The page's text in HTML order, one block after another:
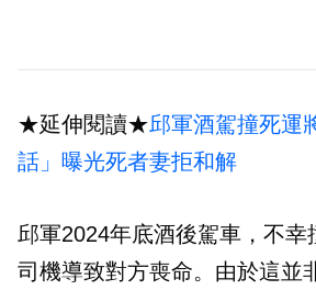
★延伸閱讀★邱軍酒駕撞死運
話」曝光死者妻拒和解
邱軍2024年底酒後駕車，不幸
司機導致對方喪命。由於這並